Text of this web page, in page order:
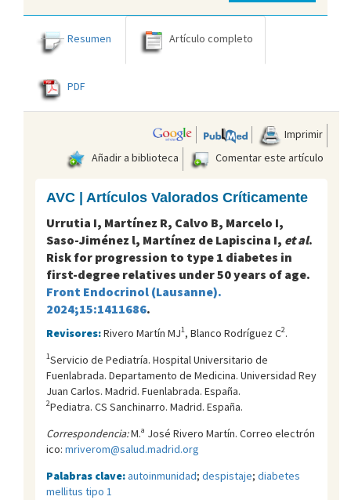
Resumen Artículo completo
PDF
Imprimir
Añadir a biblioteca
Comentar este artículo
AVC | Artículos Valorados Críticamente
Urrutia I, Martínez R, Calvo B, Marcelo I,
Saso-Jiménez l, Martínez de Lapiscina I, et al.
Risk for progression to type 1 diabetes in
first-degree relatives under 50 years of age.
Front Endocrinol (Lausanne).
2024;15:1411686.
Revisores:Rivero Martín MJ1, Blanco Rodríguez C2.
1Servicio de Pediatría. Hospital Universitario de
Fuenlabrada. Departamento de Medicina. Universidad Rey
Juan Carlos. Madrid. Fuenlabrada. España.
2Pediatra. CS Sanchinarro. Madrid. España.
Correspondencia:M.ª José Rivero Martín. Correo electrón
ico: mriverom@salud.madrid.org
Palabras clave:autoinmunidad; despistaje; diabetes
mellitus tipo 1